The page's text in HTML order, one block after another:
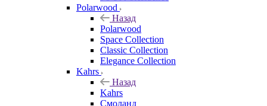
Polarwood
Назад
Polarwood
Space Collection
Classic Collection
Elegance Collection
Kahrs
Назад
Kahrs
Смоланд